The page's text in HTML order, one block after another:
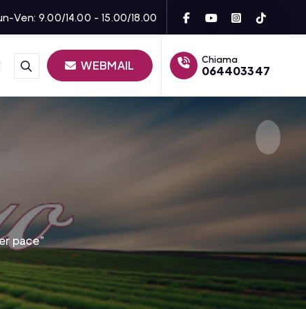
Ven: 9.00/14.00 - 15.00/18.00
WEBMAIL Chiama
064403347
pace”